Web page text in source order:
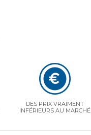
DES PRIX VRAIMENT
INFÉRIEURS AU MARCHÉ